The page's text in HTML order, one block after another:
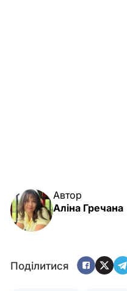
Автор
Аліна Гречана
Поділитися